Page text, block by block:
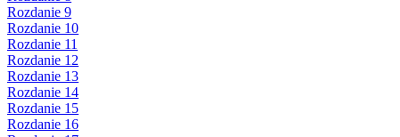
Rozdanie 9
Rozdanie 10
Rozdanie 11
Rozdanie 12
Rozdanie 13
Rozdanie 14
Rozdanie 15
Rozdanie 16